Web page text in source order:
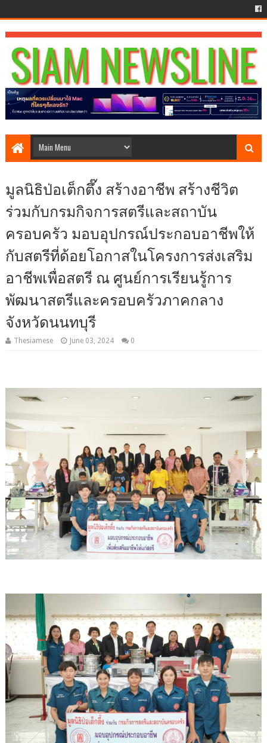
มูลนิธิป่อเต็กตึ๊ง สร้างอาชีพ สร้างชีวิต
ร่วมกับกรมกิจการสตรีและสถาบัน
ครอบครัว มอบอุปกรณ์ประกอบอาชีพให้
กับสตรีที่ด้อยโอกาสในโครงการส่งเสริม
อาชีพเพื่อสตรี ณ ศูนย์การเรียนรู้การ
พัฒนาสตรีและครอบครัวภาคกลาง
จังหวัดนนทบุรี
Thesiamese June 03, 2024 0